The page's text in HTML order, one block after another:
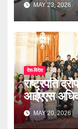
MAY 23, 2026
देश-विदेश
राष्ट्रपति
आईएएस
MAY 20, 2026